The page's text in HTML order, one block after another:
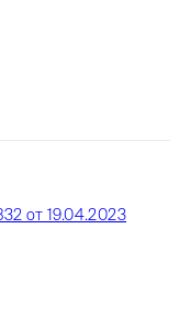
от 19.04.2023